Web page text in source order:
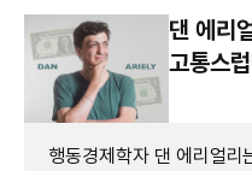
댄 에리
고통스
행동경제학자 댄 에리얼리